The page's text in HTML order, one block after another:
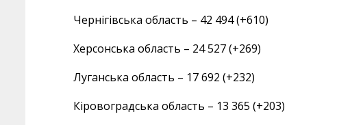
Чернігівська область – 42 494 (+610)
Херсонська область – 24 527 (+269)
Луганська область – 17 692 (+232)
Кіровоградська область – 13 365 (+203)